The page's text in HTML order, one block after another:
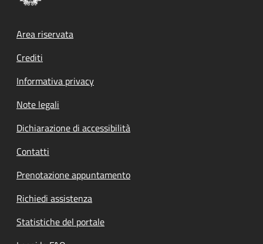
Footer menu
Area riservata
Crediti
Informativa privacy
Note legali
Dichiarazione di accessibilità
Contatti
Prenotazione appuntamento
Richiedi assistenza
Statistiche del portale